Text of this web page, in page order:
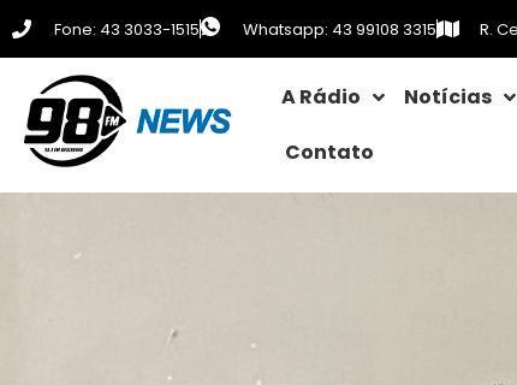
Fone: 43 3033-1515 Whatsapp: 43 99108 3315 R.
A Rádio Notícias
Contato